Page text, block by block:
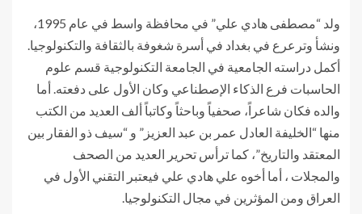
ولد “مصطفى هادي علي” في محافظة واسط في عام 1995،
ونشأ وترعرع في بغداد في أسرة شغوفة بالثقافة والتكنولوجيا.
أكمل دراسته الجامعية في الجامعة التكنولوجية قسم علوم
الحاسبات فرع الذكاء الإصطناعي وكان الأول على دفعته. أما
والده فكان شاعراً، صحفياً وباحثاً وكاتباً ألف العديد من الكتب
منها “الخليفة العادل عمر بن عبد العزيز” و “سيف ذو الفقار بين
المعتقد والتاريخ”، كما ترأس تحرير العديد من الصحف
والمجلات ، أما أخوه علي هادي علي فيعتبر التقني الأول في
العراق ومن المؤثرين في مجال التكنولوجيا.